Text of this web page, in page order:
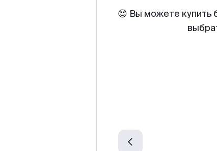
😍 Вы можете купить